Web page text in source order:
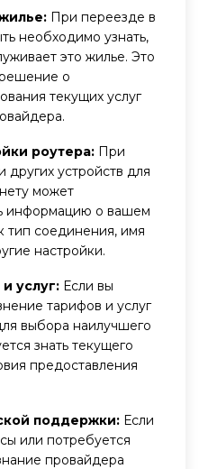
При переезде в
необходимо узнать,
это жилье. Это
о
текущих услуг
роутера: При
других устройств для
может
информацию о вашем
тип соединения, имя
настройки.
услуг: Если вы
тарифов и услуг
выбора наилучшего
знать текущего
предоставления
поддержки: Если
или потребуется
провайдера